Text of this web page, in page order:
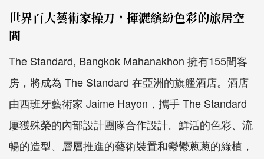
世界百大藝術家操刀，揮灑繽紛色彩的旅居空
間
The Standard, Bangkok Mahanakhon 擁有155間客
房，將成為 The Standard 在亞洲的旗艦酒店。酒店
由西班牙藝術家 Jaime Hayon，攜手 The Standard
屢獲殊榮的內部設計團隊合作設計。鮮活的色彩、流
暢的造型、層層推進的藝術裝置和鬱鬱蔥蔥的綠植，